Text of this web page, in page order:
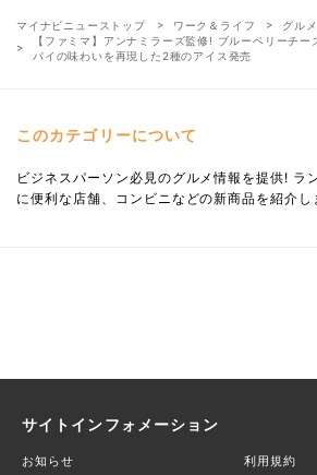
マイナビニューストップ ワーク＆ライフ
グルメ
【ファミマ】アンナミラーズ監修! ブルーベリーチ
パイの味わいを再現した2種のアイス発売
このカテゴリーについて
ビジネスパーソン必見のグルメ情報を提供! ラ
に便利な店舗、コンビニなどの新商品を紹介し
サイトインフォメーション
お知らせ 利用規約